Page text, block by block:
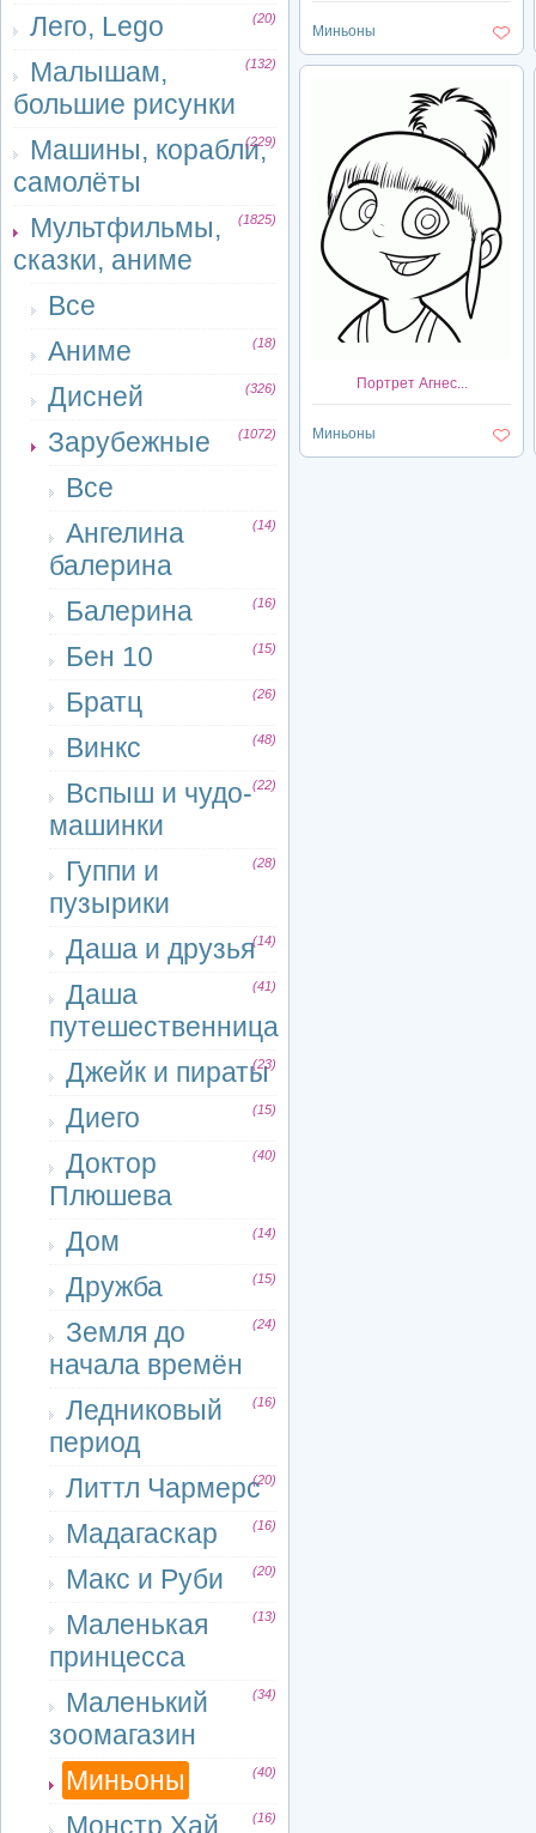
Лего, Lego (20)
Малышам,
большие рисунки
(132)
Машины, корабли,
самолёты
(229)
Мультфильмы,
сказки, аниме
(1825)
Все
Аниме
(18)
Дисней (326)
Зарубежные (1072)
Все
Ангелина
балерина
(14)
Балерина (16)
Бен 10 (15)
Братц (26)
Винкс (48)
Вспыш и чудо-
машинки
(22)
Гуппи и
пузырики
(28)
Даша и друзья(14)
Даша
путешественница
(41)
Джейк и пираты
(23)
Диего (15)
Доктор
Плюшева
(40)
Дом (14)
Дружба (15)
Земля до
начала времён
(24)
Ледниковый
период
(16)
Литтл Чармерс(20)
Мадагаскар (16)
Макс и Руби (20)
Маленькая
принцесса
(13)
Маленький
зоомагазин
(34)
Миньоны (40)
Монстр Хай (16)
Миньоны
Портрет Агнес...
Миньоны